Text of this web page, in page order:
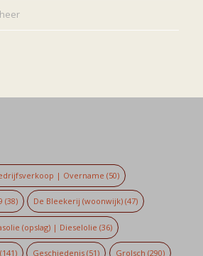
| Overname (50)
(38) De Bleekerij (woonwijk) (47)
(opslag) | Dieselolie (36)
(141) Geschiedenis (51) Grolsch (290)